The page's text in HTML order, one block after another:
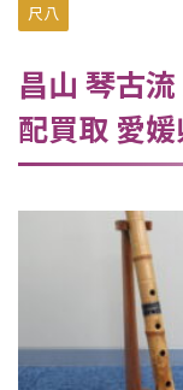
尺八
昌山 琴古
配買取 愛